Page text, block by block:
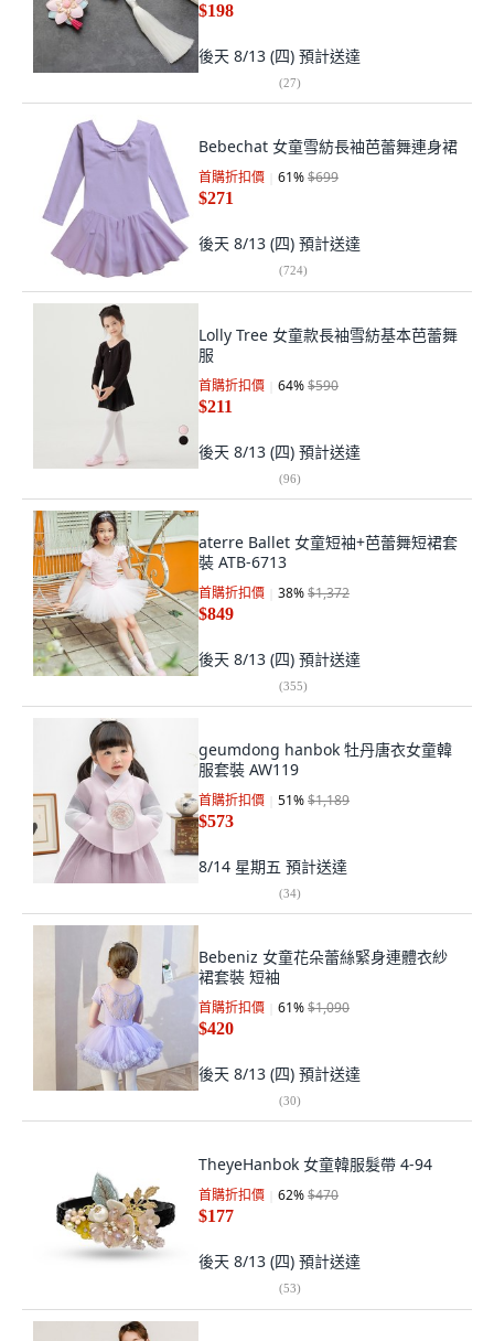
$198
後天 8/13 (四) 預計送達
(27)
Bebechat 女童雪紡長袖芭蕾舞連身裙
首購折扣價 61%$699
$271
後天 8/13 (四) 預計送達
(724)
Lolly Tree 女童款長袖雪紡基本芭蕾舞
服
首購折扣價 64%$590
$211
後天 8/13 (四) 預計送達
(96)
aterre Ballet 女童短袖+芭蕾舞短裙套
裝 ATB-6713
首購折扣價 38%$1,372
$849
後天 8/13 (四) 預計送達
(355)
geumdong hanbok 牡丹唐衣女童韓
服套裝 AW119
首購折扣價 51%$1,189
$573
8/14 星期五 預計送達
(34)
Bebeniz 女童花朵蕾絲緊身連體衣紗
裙套裝 短袖
首購折扣價 61%$1,090
$420
後天 8/13 (四) 預計送達
(30)
TheyeHanbok 女童韓服髮帶 4-94
首購折扣價 62%$470
$177
後天 8/13 (四) 預計送達
(53)